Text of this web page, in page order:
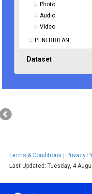
Photo
Audio
Video
PENERBITAN
Dataset
Terms & Conditions Privacy
Last Updated:Tuesday, 4